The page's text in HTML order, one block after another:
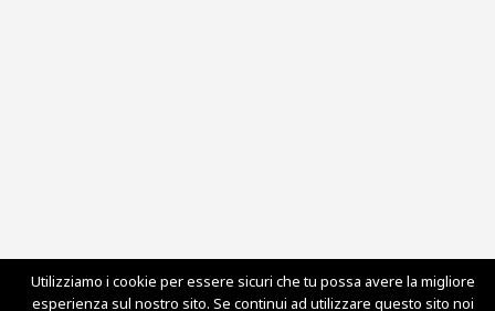
Utilizziamo i cookie per essere sicuri che tu possa avere la migliore
esperienza sul nostro sito. Se continui ad utilizzare questo sito noi